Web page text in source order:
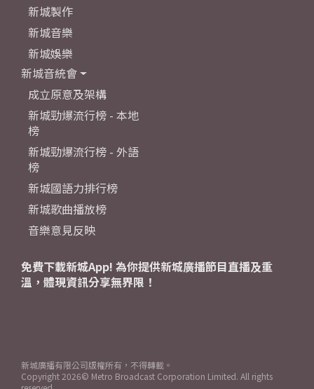
新城製作
新城音樂
新城娛樂
新城音統會
成立原意及架構
新城勁爆流行榜 - 本地
榜
新城勁爆流行榜 - 外語
榜
新城國語力排行榜
新城歌曲播放榜
音樂意見反映
免費下載新城App! 為你提供新城廣播節目直播及重
溫，體現資訊分享無界限！
新城廣播有限公司版權所有，不得轉載。
Copyright 2026© Metro Broadcast Corporation Limited. All rights